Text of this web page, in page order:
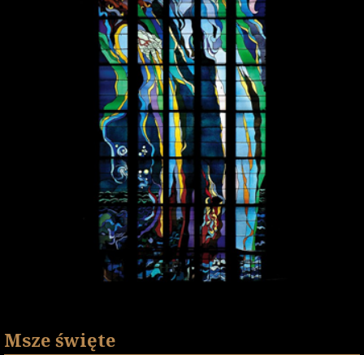
Msze święte